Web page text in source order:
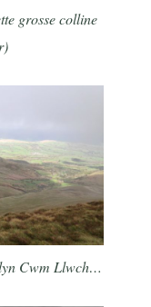
grosse colline
Cwm Llwch…